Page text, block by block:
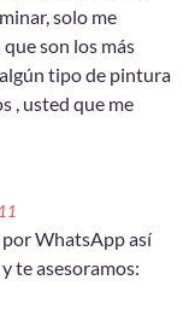
solo me
son los más
tipo de pintura
, usted que me
WhatsApp así
te asesoramos: